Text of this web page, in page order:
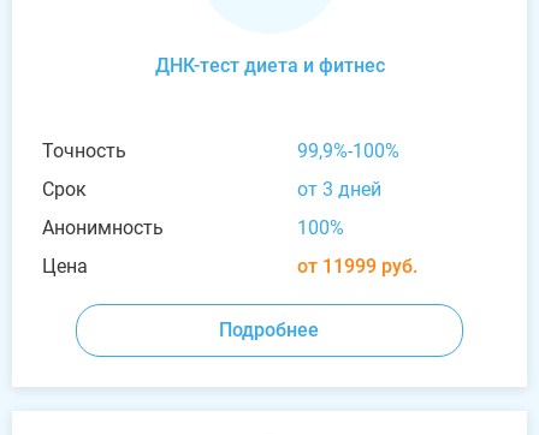
ДНК-тест диета и фитнес
Точность
99,9%-100%
Срок
от 3 дней
Анонимность
100%
Цена
от 11999 руб.
Подробнее